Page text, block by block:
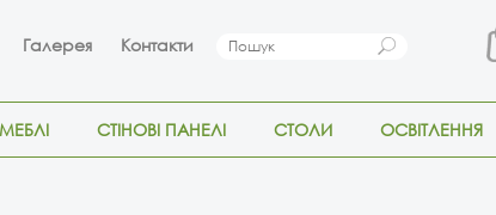
Галерея Контакти
МЕБЛІ СТІНОВІ ПАНЕЛІ СТОЛИ ОСВІТЛЕННЯ